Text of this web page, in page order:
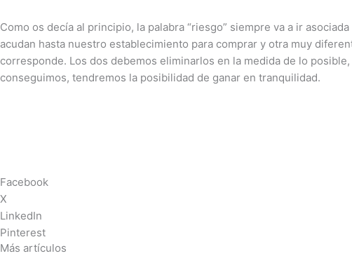
Como os decía al principio, la palabra “riesgo” siempre va a ir
acudan hasta nuestro establecimiento para comprar y otra muy
corresponde. Los dos debemos eliminarlos en la medida de lo
conseguimos, tendremos la posibilidad de ganar en tranquilidad.
Facebook
X
LinkedIn
Pinterest
Más artículos